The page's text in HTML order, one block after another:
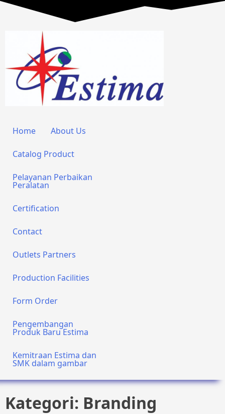
Home About Us
Catalog Product
Pelayanan Perbaikan
Peralatan
Certification
Contact
Outlets Partners
Production Facilities
Form Order
Pengembangan
Produk Baru Estima
Kemitraan Estima dan
SMK dalam gambar
Kategori: Branding